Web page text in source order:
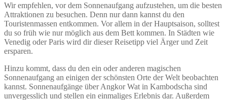
Wir empfehlen, vor dem Sonnenaufgang aufzustehen, um die besten
Attraktionen zu besuchen. Denn nur dann kannst du den
Touristenmassen entkommen. Vor allem in der Hauptsaison, solltest
du so früh wie nur möglich aus dem Bett kommen. In Städten wie
Venedig oder Paris wird dir dieser Reisetipp viel Ärger und Zeit
ersparen.
Hinzu kommt, dass du den ein oder anderen magischen
Sonnenaufgang an einigen der schönsten Orte der Welt beobachten
kannst. Sonnenaufgänge über Angkor Wat in Kambodscha sind
unvergesslich und stellen ein einmaliges Erlebnis dar. Außerdem